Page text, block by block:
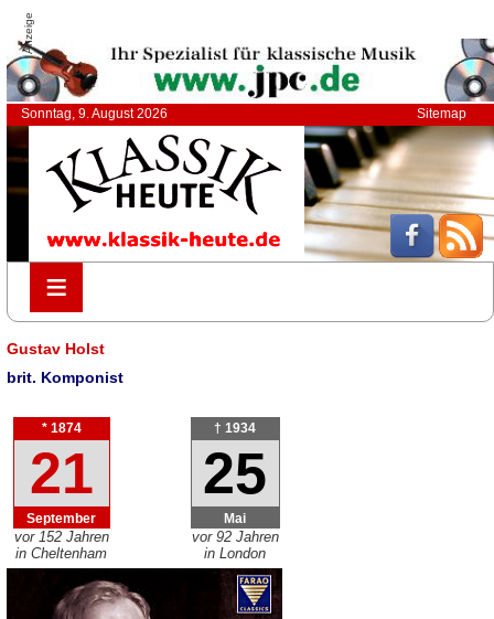
Anzeige
Sonntag, 9. August 2026 Sitemap
≡
≡
Gustav Holst
brit. Komponist
* 1874
21
September
vor 152 Jahren
in Cheltenham
† 1934
25
Mai
vor 92 Jahren
in London